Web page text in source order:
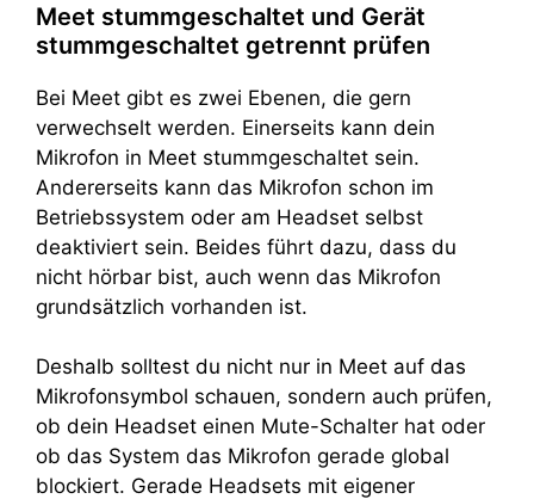
Meet stummgeschaltet und Gerät
stummgeschaltet getrennt prüfen
Bei Meet gibt es zwei Ebenen, die gern
verwechselt werden. Einerseits kann dein
Mikrofon in Meet stummgeschaltet sein.
Andererseits kann das Mikrofon schon im
Betriebssystem oder am Headset selbst
deaktiviert sein. Beides führt dazu, dass du
nicht hörbar bist, auch wenn das Mikrofon
grundsätzlich vorhanden ist.
Deshalb solltest du nicht nur in Meet auf das
Mikrofonsymbol schauen, sondern auch prüfen,
ob dein Headset einen Mute-Schalter hat oder
ob das System das Mikrofon gerade global
blockiert. Gerade Headsets mit eigener